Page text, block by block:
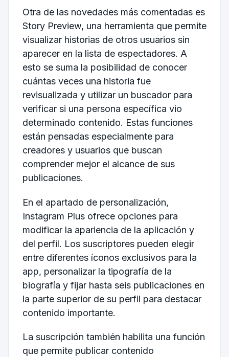
Otra de las novedades más comentadas es
Story Preview, una herramienta que permite
visualizar historias de otros usuarios sin
aparecer en la lista de espectadores. A
esto se suma la posibilidad de conocer
cuántas veces una historia fue
revisualizada y utilizar un buscador para
verificar si una persona específica vio
determinado contenido. Estas funciones
están pensadas especialmente para
creadores y usuarios que buscan
comprender mejor el alcance de sus
publicaciones.
En el apartado de personalización,
Instagram Plus ofrece opciones para
modificar la apariencia de la aplicación y
del perfil. Los suscriptores pueden elegir
entre diferentes íconos exclusivos para la
app, personalizar la tipografía de la
biografía y fijar hasta seis publicaciones en
la parte superior de su perfil para destacar
contenido importante.
La suscripción también habilita una función
que permite publicar contenido